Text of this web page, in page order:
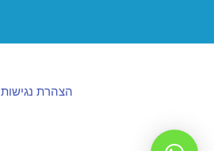
הצהרת נגישות